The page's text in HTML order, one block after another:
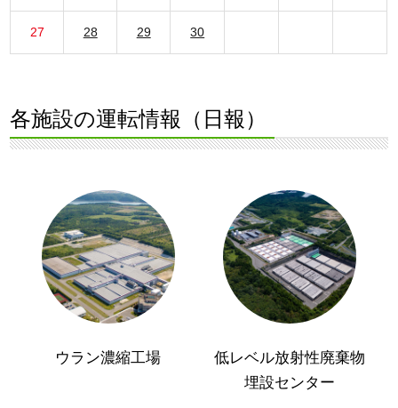
27 28 29 30
各施設の運転情報（日報）
ウラン濃縮工場
低レベル放射性廃棄物
埋設センター